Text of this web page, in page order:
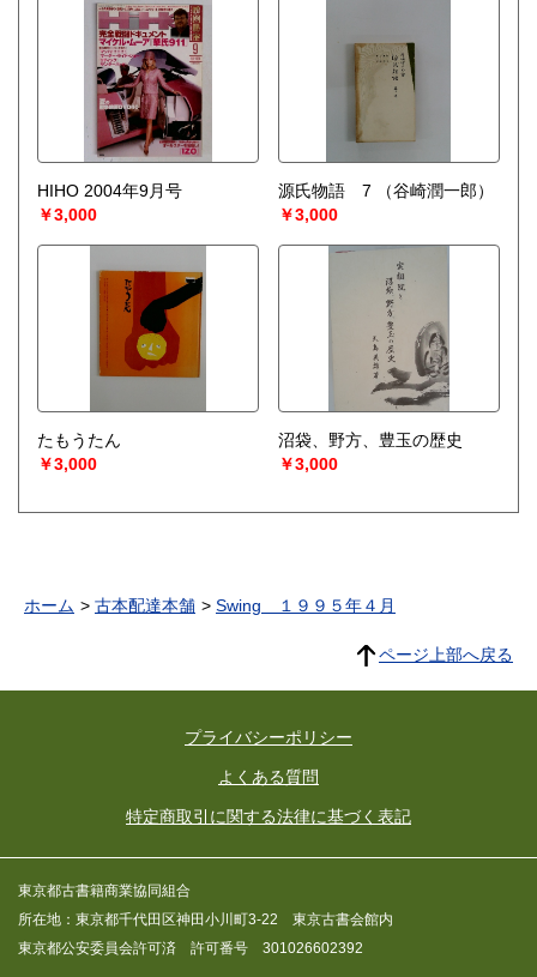
HIHO 2004年9月号
￥3,000
源氏物語 7
（谷崎潤一郎）
￥3,000
たもうたん
￥3,000
沼袋、野方、豊玉の歴史
￥3,000
ホーム 古本配達本舗 Swing １９９５年４月
ページ上部へ戻る
プライバシーポリシー
よくある質問
特定商取引に関する法律に基づく表記
東京都古書籍商業協同組合
所在地：東京都千代田区神田小川町3-22 東京古書会館内
東京都公安委員会許可済 許可番号 301026602392